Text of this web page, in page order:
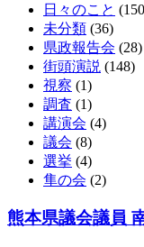
日々のこと
未分類 (36)
県政報告会 (28)
街頭演説 (148)
視察 (1)
調査 (1)
講演会 (4)
議会 (8)
選挙 (4)
隼の会 (2)
熊本県議会議員